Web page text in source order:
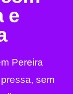
e
Pereira
sem